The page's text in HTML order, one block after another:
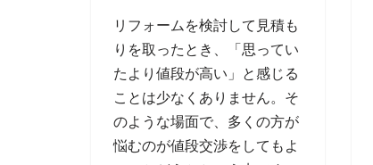
リフォームを検討して見積も
りを取ったとき、「思ってい
たより値段が高い」と感じる
ことは少なくありません。そ
のような場面で、多くの方が
悩むのが値段交渉をしてもよ